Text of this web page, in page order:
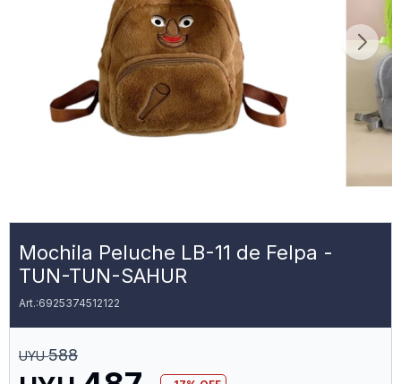
Mochila Peluche LB-11 de Felpa -
TUN-TUN-SAHUR
6925374512122
UYU 588